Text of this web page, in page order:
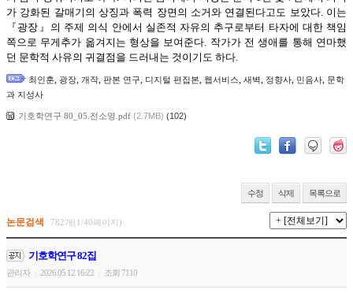
가 강화된 갈매기의 상징과 폭력 장면의 소거와 연결된다고도 보았다. 이는
『광장』의 주제 의식 안에서 실존적 자유의 추구로부터 타자에 대한 책임
쪽으로 무게추가 옮겨지는 형상을 보여준다. 작가가 전 생애를 통해 연마했
던 문학적 사유의 귀결점을 드러내는 것이기도 하다.
최인훈, 광장, 개작, 판본 연구, 디지털 편집본, 웹서비스, 새벽, 정향사, 민음사, 문학
과 지성사
기호학연구 80_05.전소영.pdf (2.7MB) (102)
수정 삭제 목록으로
논문검색 782개(1/40페이지)
기호학연구 82집
관리자 2026.05.12 16:22 조회 7110